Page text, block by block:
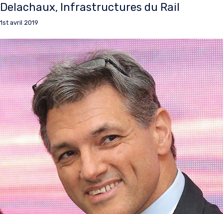
Delachaux Infrastructures du Rail
1st avril 2019